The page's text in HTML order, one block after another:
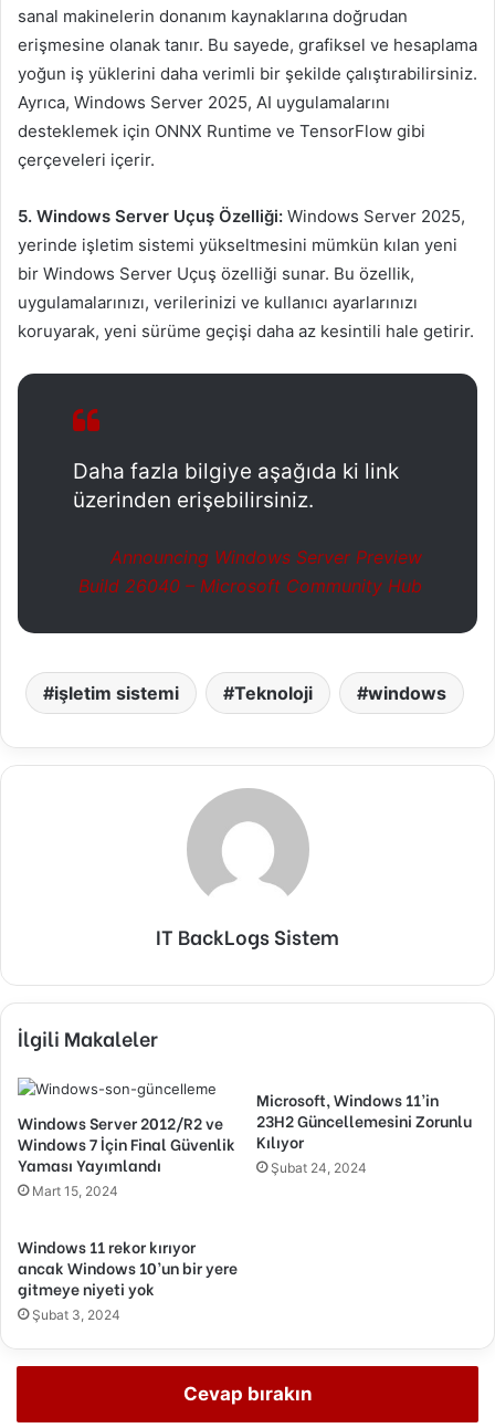
sanal makinelerin donanım kaynaklarına doğrudan
erişmesine olanak tanır. Bu sayede, grafiksel ve hesaplama
yoğun iş yüklerini daha verimli bir şekilde çalıştırabilirsiniz.
Ayrıca, Windows Server 2025, AI uygulamalarını
desteklemek için ONNX Runtime ve TensorFlow gibi
çerçeveleri içerir.
5. Windows Server Uçuş Özelliği: Windows Server 2025,
yerinde işletim sistemi yükseltmesini mümkün kılan yeni
bir Windows Server Uçuş özelliği sunar. Bu özellik,
uygulamalarınızı, verilerinizi ve kullanıcı ayarlarınızı
koruyarak, yeni sürüme geçişi daha az kesintili hale getirir.
Daha fazla bilgiye aşağıda ki link
üzerinden erişebilirsiniz.
Announcing Windows Server Preview
Build 26040 – Microsoft Community Hub
işletim sistemi Teknoloji windows
IT BackLogs Sistem
İlgili Makaleler
Windows Server 2012/R2 ve
Windows 7 İçin Final Güvenlik
Yaması Yayımlandı
Mart 15, 2024
Microsoft, Windows 11’in
23H2 Güncellemesini Zorunlu
Kılıyor
Şubat 24, 2024
Windows 11 rekor kırıyor
ancak Windows 10’un bir yere
gitmeye niyeti yok
Şubat 3, 2024
Cevap bırakın